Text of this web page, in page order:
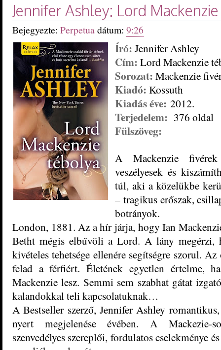
Jennifer Ashley: Lord
Bejegyezte: Perpetuadátum: 9:26
Író: Jennifer Ashley
Cím: Lord Mackenzie
Sorozat: Mackenzie
Kiadó: Kossuth
Kiadás éve: 2012.
Terjedelem: 376 oldal
Fülszöveg:
A Mackenzie fivérek
veszélyesek és
túl, aki a közelükbe
– tragikus erőszak,
botrányok.
London, 1881. Az a hír járja, hogy Ian
Betht mégis elbűvöli a Lord. A lány megérzi,
kivételes tehetsége ellenére segítségre szorul.
felad a férfiért. Életének egyetlen értelme,
Mackenzie lesz. Semmi sem szabhat gátat
kalandokkal teli kapcsolatuknak…
A Bestseller szerző, Jennifer Ashley
nyert megjelenése évében. A Mackezie-
szenvedélyes szereplői, fordulatos cselekménye